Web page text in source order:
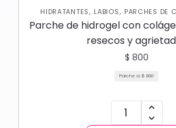
HIDRATANTES, LABIOS, PARCHES DE
LABIOS
,SKIN CARE
Parche de hidrogel con
resecos y
$ 800
Parche a: $ 800